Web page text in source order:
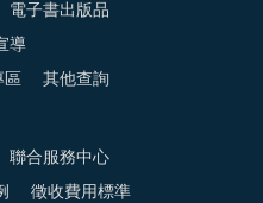
電子書出版品
導
區 其他查詢
聯合服務中心
徵收費用標準